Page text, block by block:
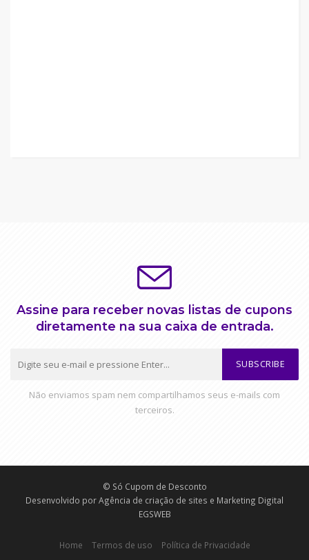
Assine para receber novas listas de cupons
diretamente na sua caixa de entrada.
SUBSCRIBE
Não enviamos spam nem compartilhamos seus e-mails com
terceiros.
© Só Cupom de Desconto
Desenvolvido porAgência de criação de sites e Marketing Digital
EGSWEB
Home Termos de uso Política de Privacidade